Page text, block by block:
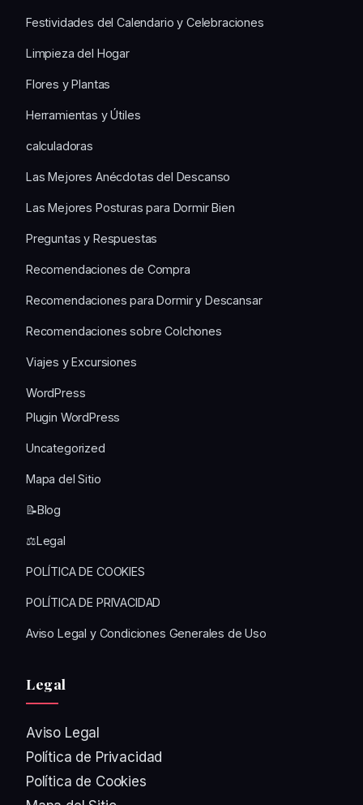
Festividades del Calendario y Celebraciones
Limpieza del Hogar
Flores y Plantas
Herramientas y Útiles
calculadoras
Las Mejores Anécdotas del Descanso
Las Mejores Posturas para Dormir Bien
Preguntas y Respuestas
Recomendaciones de Compra
Recomendaciones para Dormir y Descansar
Recomendaciones sobre Colchones
Viajes y Excursiones
WordPress
Plugin WordPress
Uncategorized
Mapa del Sitio
📝Blog
⚖️Legal
POLÍTICA DE COOKIES
POLÍTICA DE PRIVACIDAD
Aviso Legal y Condiciones Generales de Uso
Legal
Aviso Legal
Política de Privacidad
Política de Cookies